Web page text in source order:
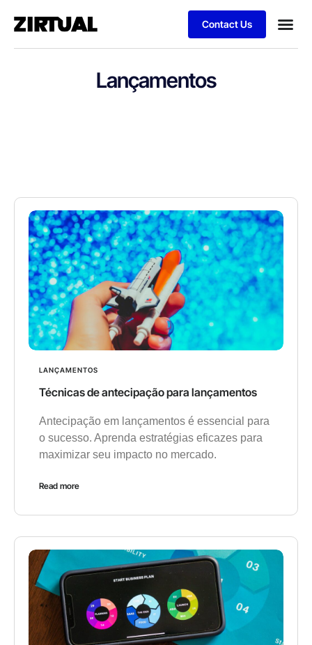
Contact Us
Lançamentos
LANÇAMENTOS
Técnicas de antecipação para lançamentos
Antecipação em lançamentos é essencial para
o sucesso. Aprenda estratégias eficazes para
maximizar seu impacto no mercado.
Read more